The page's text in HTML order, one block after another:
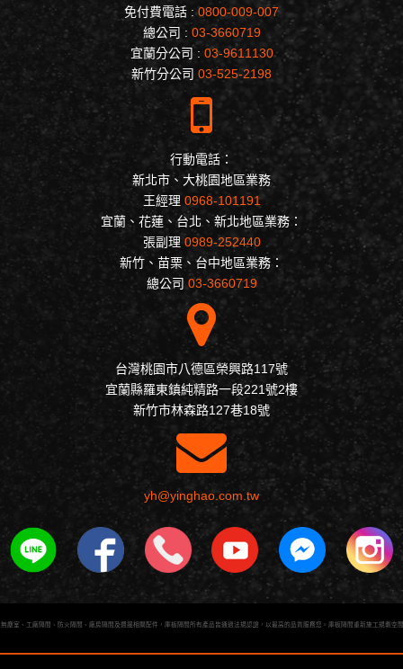
免付費電話 :0800-009-007
總公司 : 03-3660719
宜蘭分公司 : 03-9611130
新竹分公司 03-525-2198
行動電話：
新北市、大桃園地區業務
王經理 0968-101191
宜蘭、花蓮、台北、新北地區業務：
張副理0989-252440
新竹、苗栗、台中地區業務：
總公司 03-3660719
台灣桃園市八德區榮興路117號
宜蘭縣羅東鎮純精路一段221號2樓
新竹市林森路127巷18號
yh@yinghao.com.tw
塵室、工廠隔間、防火隔間、廠房隔間及週邊相關配件，庫板隔間所有產品皆通過法規認證，以最高的品質服務您。庫板隔間重新施工規劃空